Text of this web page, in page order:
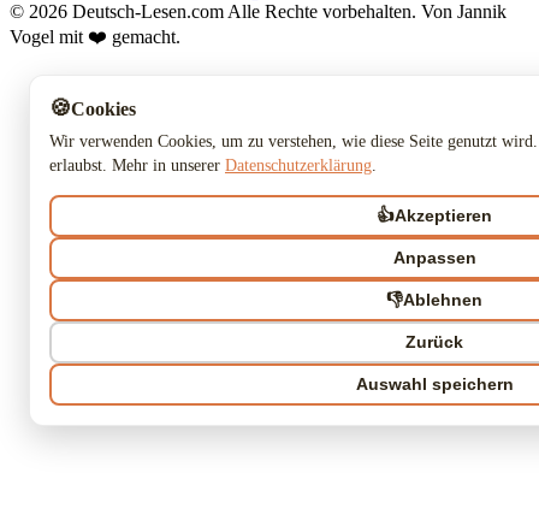
© 2026 Deutsch-Lesen.com Alle Rechte vorbehalten. Von Jannik
Vogel mit ❤️ gemacht.
🍪Cookies
Wir verwenden Cookies, um zu verstehen, wie diese Seite genutzt
erlaubst. Mehr in unserer Datenschutzerklärung.
👍Akzeptieren
Anpassen
👎Ablehnen
Zurück
Auswahl speichern